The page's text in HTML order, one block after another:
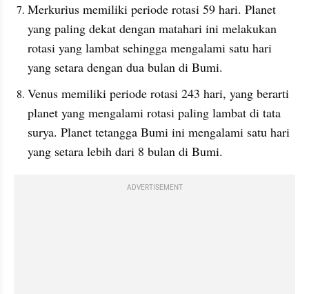
Merkurius memiliki periode rotasi 59 hari. Planet
yang paling dekat dengan matahari ini melakukan
rotasi yang lambat sehingga mengalami satu hari
yang setara dengan dua bulan di Bumi.
Venus memiliki periode rotasi 243 hari, yang berarti
planet yang mengalami rotasi paling lambat di tata
surya. Planet tetangga Bumi ini mengalami satu hari
yang setara lebih dari 8 bulan di Bumi.
ADVERTISEMENT